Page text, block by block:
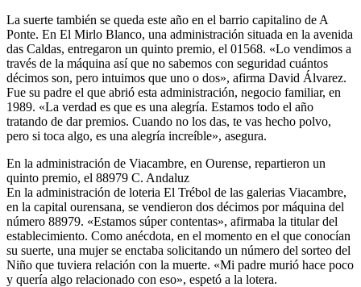
La suerte también se queda este año en el barrio capitalino de A
Ponte. En El Mirlo Blanco, una administración situada en la avenida
das Caldas, entregaron un quinto premio, el 01568. «Lo vendimos a
través de la máquina así que no sabemos con seguridad cuántos
décimos son, pero intuimos que uno o dos», afirma David Álvarez.
Fue su padre el que abrió esta administración, negocio familiar, en
1989. «La verdad es que es una alegría. Estamos todo el año
tratando de dar premios. Cuando no los das, te vas hecho polvo,
pero si toca algo, es una alegría increíble», asegura.
En la administración de Viacambre, en Ourense, repartieron un
quinto premio, el 88979 C. Andaluz
En la administración de loteria El Trébol de las galerias Viacambre,
en la capital ourensana, se vendieron dos décimos por máquina del
número 88979. «Estamos súper contentas», afirmaba la titular del
establecimiento. Como anécdota, en el momento en el que conocían
su suerte, una mujer se enctaba solicitando un número del sorteo del
Niño que tuviera relación con la muerte. «Mi padre murió hace poco
y quería algo relacionado con eso», espetó a la lotera.